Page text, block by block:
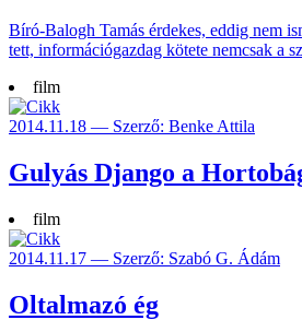
Bíró-Balogh Tamás érde­kes, eddig nem
tett, infor­máció­gaz­dag kötete nem­csak a
film
2014.11.18 — Szerző: Benke Attila
Gulyás Django a
film
2014.11.17 — Szerző: Szabó G. Ádám
Oltalmazó ég